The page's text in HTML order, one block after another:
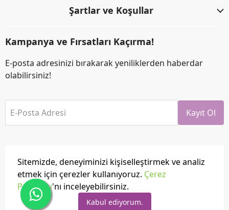
Sitemizde, deneyiminizi kişiselleştirmek ve analiz
etmek için çerezler kullanıyoruz. Çerez
Politikası'nı inceleyebilirsiniz.
Kabul ediyorum.
Şartlar ve Koşullar
Kampanya ve Fırsatları Kaçırma!
E-posta adresinizi bırakarak yeniliklerden haberdar
olabilirsiniz!
E-Posta Adresi Kayıt Ol
Tüm hakları saklıdır.
Powered by ikas